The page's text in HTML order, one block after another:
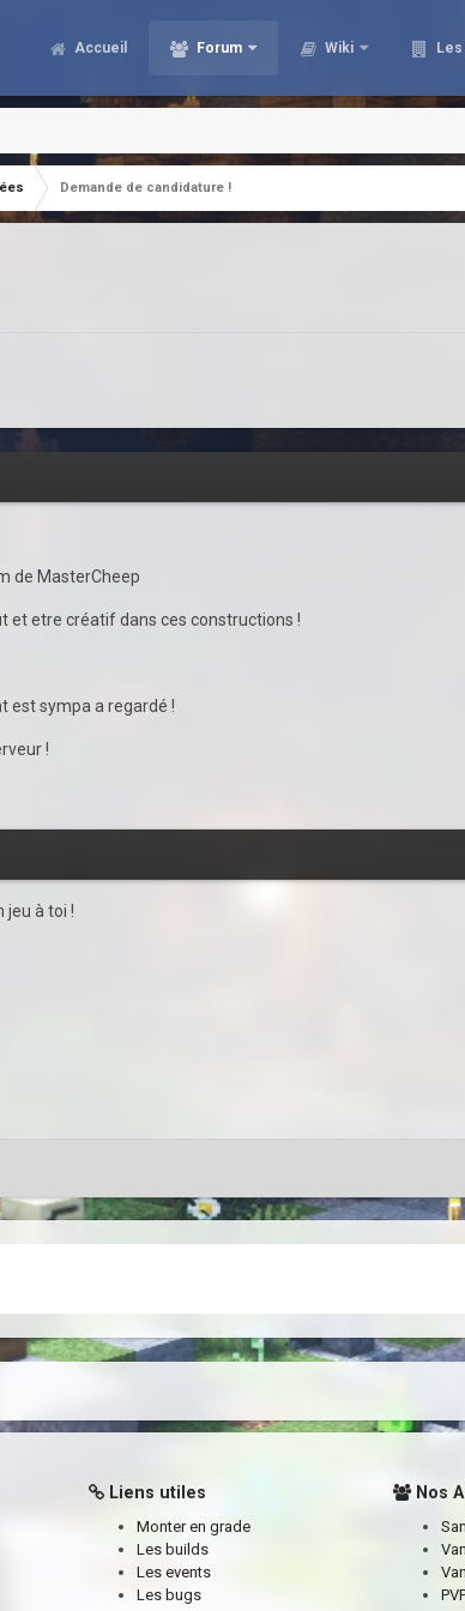
Accueil Forum Wiki
Demande de candidature !
de MasterCheep
et etre créatif dans ces constructions !
est sympa a regardé !
!
jeu à toi !
Liens utiles
Monter en grade
Les builds
Les events
Les bugs
Nos